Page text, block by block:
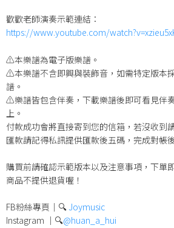
歡歡老師演奏示範連結：
https://www.youtube.com/
⚠️本樂譜為電子版樂譜。
⚠️本樂譜不含即興與裝飾音，如需特定版本
譜。
⚠️樂譜皆包含伴奏，下載樂譜後即可看見伴
上。
付款成功會將直接寄到您的信箱，若沒收到
匯款請記得私訊提供匯款後五碼，完成對帳
購買前請確認示範版本以及注意事項，下單
商品不提供退貨喔！
FB粉絲專頁｜🔍 Joymusic
Instagram ｜🔍@huan_a_hui